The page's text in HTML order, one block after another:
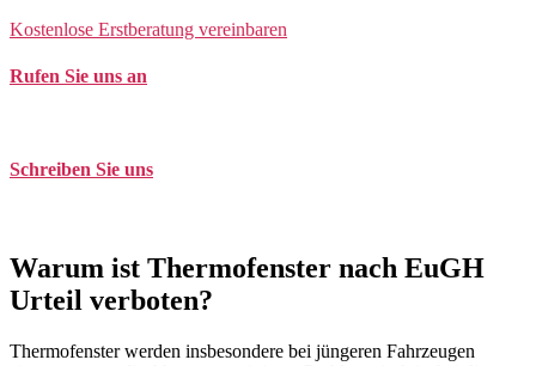
Kostenlose Erstberatung vereinbaren
Rufen Sie uns an
Schreiben Sie uns
Warum ist Thermofenster nach EuGH
Urteil verboten?
Thermofenster werden insbesondere bei jüngeren Fahrzeugen